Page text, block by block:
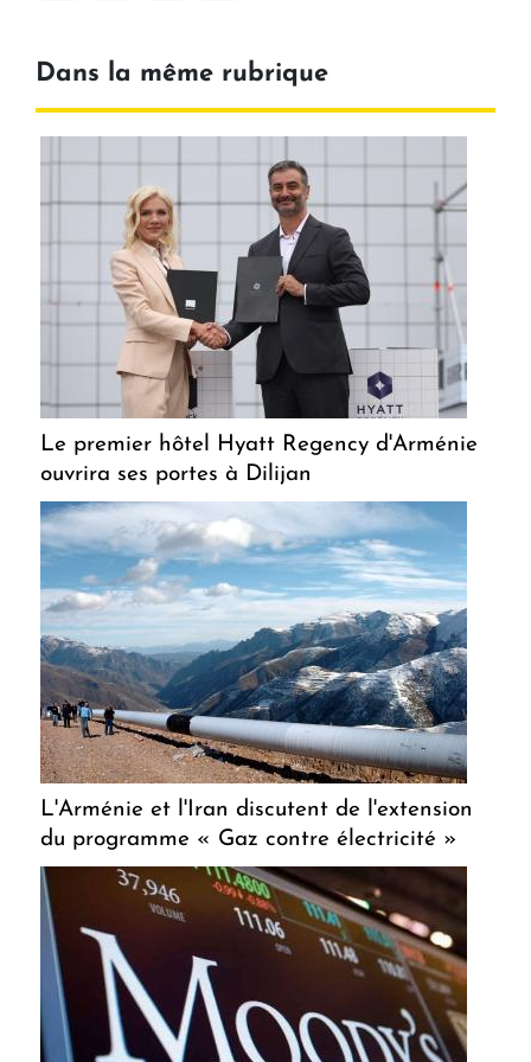
Dans la même rubrique
Le premier hôtel Hyatt Regency d'Arménie
ouvrira ses portes à Dilijan
L'Arménie et l'Iran discutent de l'extension
du programme « Gaz contre électricité »